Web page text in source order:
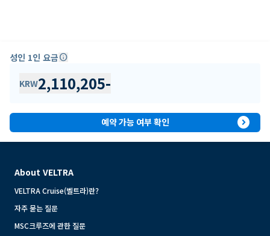
성인 1인 요금info
KRW2,110,205-
예약 가능 여부 확인 expand_circle_right
About VELTRA
VELTRA Cruise(벨트라)란?
자주 묻는 질문
MSC크루즈에 관한 질문